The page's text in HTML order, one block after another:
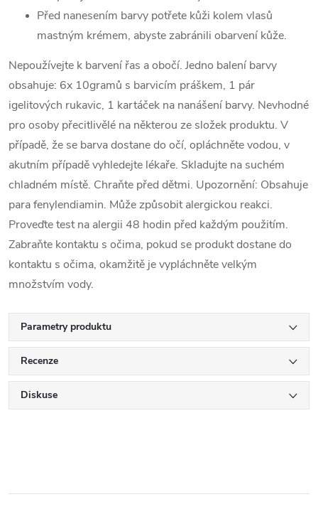
Před nanesením barvy potřete kůži kolem vlasů
mastným krémem, abyste zabránili obarvení kůže.
Nepoužívejte k barvení řas a obočí. Jedno balení barvy
obsahuje: 6x 10gramů s barvicím práškem, 1 pár
igelitových rukavic, 1 kartáček na nanášení barvy. Nevhodné
pro osoby přecitlivělé na některou ze složek produktu. V
případě, že se barva dostane do očí, opláchněte vodou, v
akutním případě vyhledejte lékaře. Skladujte na suchém
chladném místě. Chraňte před dětmi. Upozornění: Obsahuje
para fenylendiamin. Může způsobit alergickou reakci.
Proveďte test na alergii 48 hodin před každým použitím.
Zabraňte kontaktu s očima, pokud se produkt dostane do
kontaktu s očima, okamžitě je vypláchněte velkým
množstvím vody.
Parametry produktu
Recenze
Diskuse